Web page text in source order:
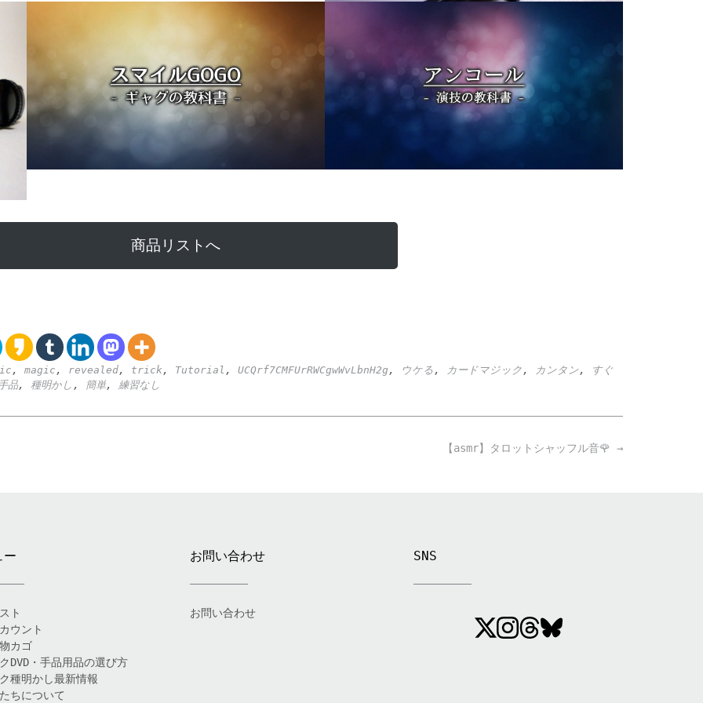
商品リストへ
, magic , revealed, trick , Tutorial , UCQrf7CMFUrRWCgwWvLbnH2g , ウケる , カードマジック , カンタン,
すぐ
品, 種明かし , 簡単, 練習なし
【asmr】タロットシャッフル音🌹 →
ー
ト
ウント
カゴ
DVD・手品用品の選び方
種明かし最新情報
ちについて
お問い合わせ
お問い合わせ
SNS